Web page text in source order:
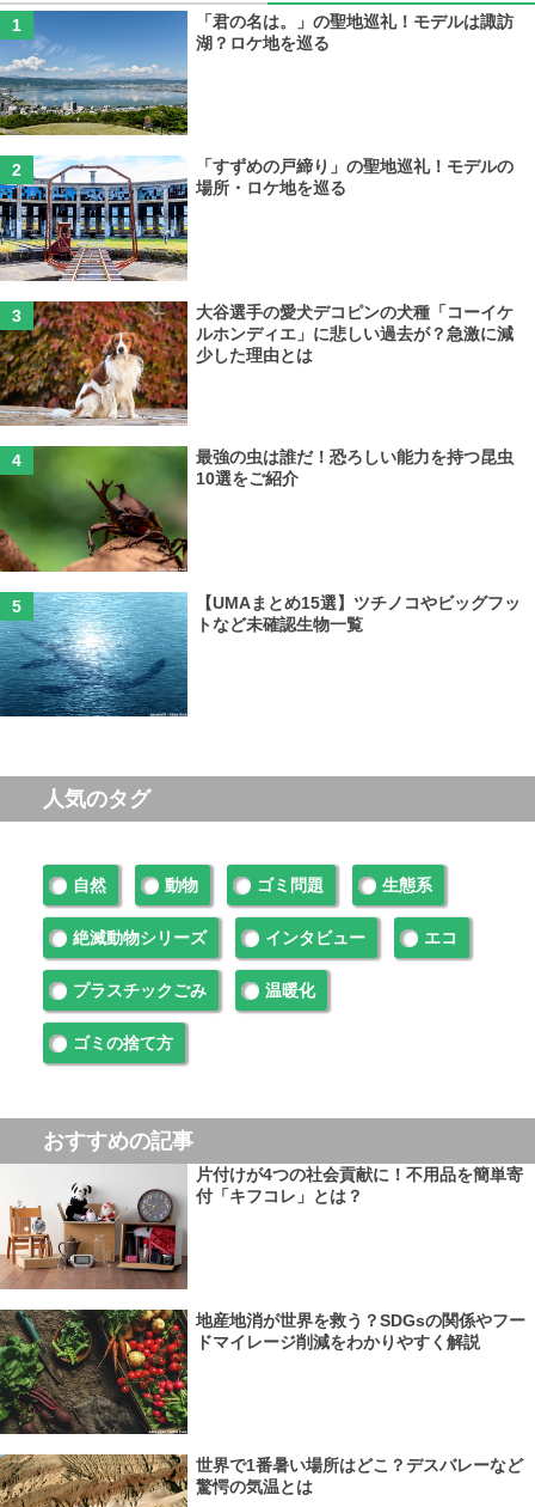
「君の名は。」の聖地巡礼！モデルは諏訪
湖？ロケ地を巡る
「すずめの戸締り」の聖地巡礼！モデルの
場所・ロケ地を巡る
大谷選手の愛犬デコピンの犬種「コーイケ
ルホンディエ」に悲しい過去が？急激に減
少した理由とは
最強の虫は誰だ！恐ろしい能力を持つ昆虫
10選をご紹介
【UMAまとめ15選】ツチノコやビッグフッ
トなど未確認生物一覧
人気のタグ
自然 動物 ゴミ問題 生態系
絶滅動物シリーズ インタビュー エコ
プラスチックごみ 温暖化
ゴミの捨て方
おすすめの記事
片付けが4つの社会貢献に！不用品を簡単寄
付「キフコレ」とは？
地産地消が世界を救う？SDGsの関係やフー
ドマイレージ削減をわかりやすく解説
世界で1番暑い場所はどこ？デスバレーなど
驚愕の気温とは